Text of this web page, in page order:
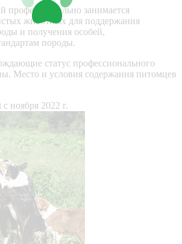
профессионально занимается
животных для поддержания
и получения особей,
породы.
статус профессионального
Место и условия содержания питомцев
ноября 2022 г.